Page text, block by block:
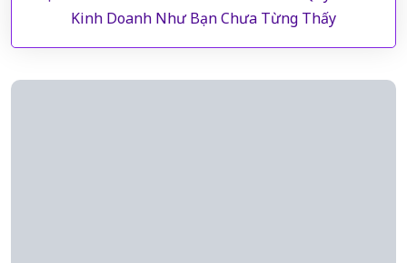
Kinh Doanh Như Bạn Chưa Từng Thấy